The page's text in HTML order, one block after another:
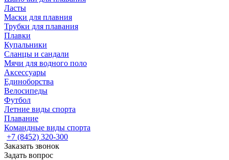
Ласты
Маски для плавния
Трубки для плавания
Плавки
Купальники
Сланцы и сандали
Мячи для водного поло
Аксессуары
Единоборства
Велосипеды
Футбол
Летние виды спорта
Плавание
Командные виды спорта
+7 (8452) 320-300
Заказать звонок
Задать вопрос